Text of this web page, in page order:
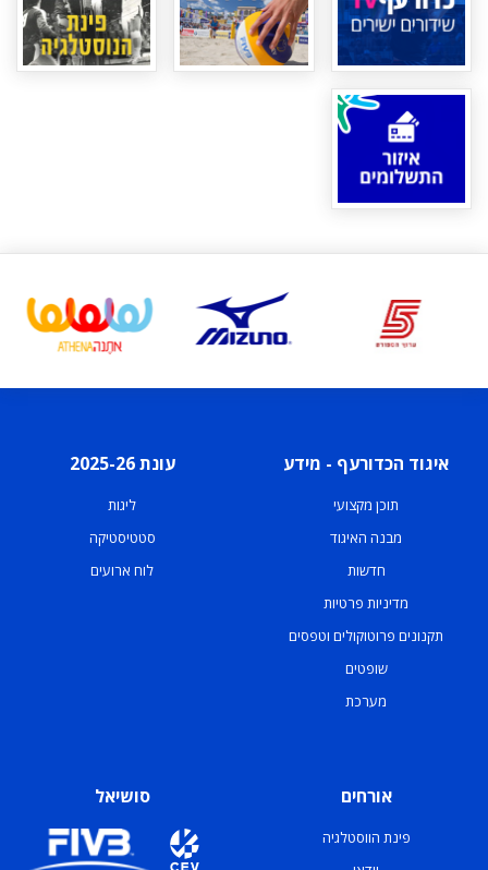
איגוד הכדורעף - מידע
תוכן מקצועי
מבנה האיגוד
חדשות
מדיניות פרטיות
תקנונים פרוטוקולים וטפסים
שופטים
מערכת
עונת 2025-26
ליגות
סטטיסטיקה
לוח ארועים
אורחים
פינת הווסטלגיה
סושיאל